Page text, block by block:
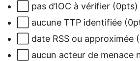
⬜ pas d’IOC à vérifier (0pts)
⬜ aucune TTP identifiée
⬜ date RSS ou approximée
⬜ aucun acteur de menace